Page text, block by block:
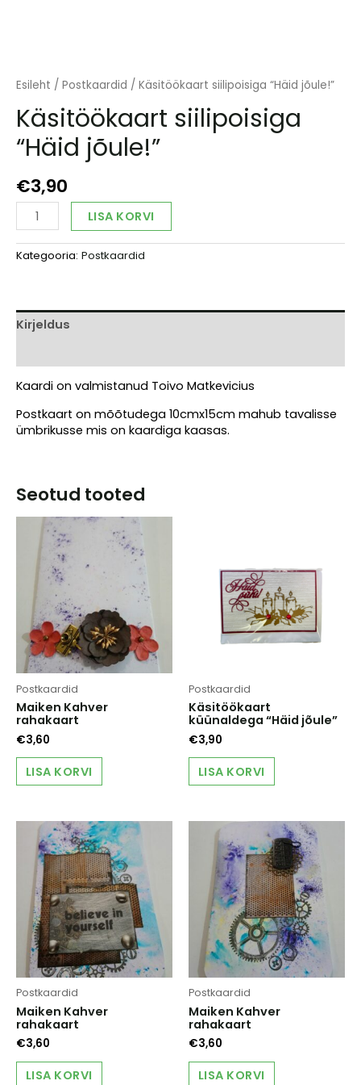
Esileht / Postkaardid / Käsitöökaart siilipoisiga “Häid jõule!”
Käsitöökaart siilipoisiga
“Häid jõule!”
€3,90
Käsitöökaart
siilipoisiga
"Häid
jõule!"
LISA KORVI
Alternative:
Kategooria: Postkaardid
Kirjeldus
Kaardi on valmistanud Toivo Matkevicius
Postkaart on mõõtudega 10cmx15cm mahub tavalisse
ümbrikusse mis on kaardiga kaasas.
Seotud tooted
Postkaardid
Maiken Kahver
rahakaart
€3,60
LISA KORVI
Postkaardid
Käsitöökaart
küünaldega “Häid jõule”
€3,90
LISA KORVI
Postkaardid
Maiken Kahver
rahakaart
€3,60
LISA KORVI
Postkaardid
Maiken Kahver
rahakaart
€3,60
LISA KORVI